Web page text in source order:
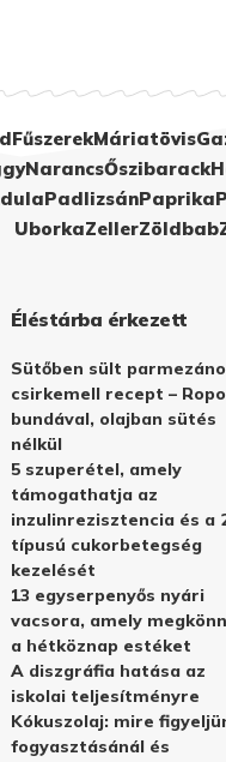
FűszerekMáriatövis
NarancsŐszibarack
PadlizsánPaprika
UborkaZellerZöldbab
Éléstárba érkezett
Sütőben sült
csirkemell recept –
bundával, olajban sütés
nélkül
5 szuperétel, amely
támogathatja az
inzulinrezisztencia és a
típusú cukorbetegség
kezelését
13 egyserpenyős nyári
vacsora, amely
a hétköznap estéket
A diszgráfia hatása az
iskolai teljesítményre
Kókuszolaj: mire
fogyasztásánál és